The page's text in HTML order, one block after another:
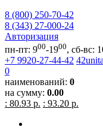
8 (800) 250-70-42
8 (343) 27-000-24
Авторизация
пн-пт: 900-1900, сб-вс:
+7 9920-27-44-42
0
наименований: 0
на сумму: 0.00
: 80.93 р. : 93.20 р.